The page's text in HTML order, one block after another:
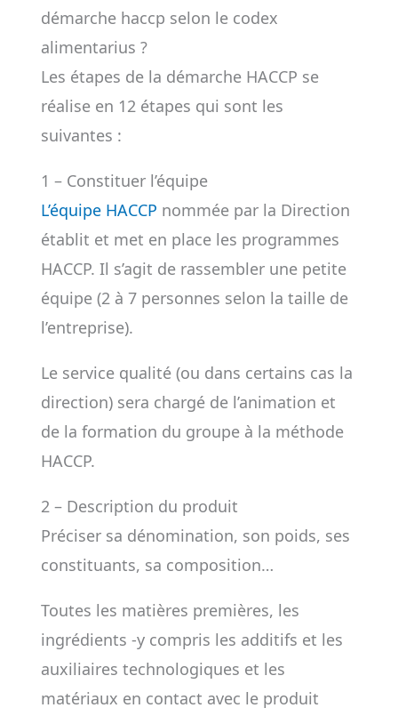
démarche haccp selon le codex
alimentarius ?
Les étapes de la démarche HACCP se
réalise en 12 étapes qui sont les
suivantes :
1 – Constituer l’équipe
L’équipe HACCP nommée par la Direction
établit et met en place les programmes
HACCP. Il s’agit de rassembler une petite
équipe (2 à 7 personnes selon la taille de
l’entreprise).
Le service qualité (ou dans certains cas la
direction) sera chargé de l’animation et
de la formation du groupe à la méthode
HACCP.
2 – Description du produit
Préciser sa dénomination, son poids, ses
constituants, sa composition…
Toutes les matières premières, les
ingrédients -y compris les additifs et les
auxiliaires technologiques et les
matériaux en contact avec le produit